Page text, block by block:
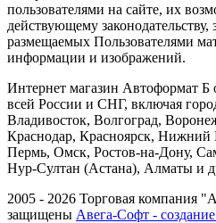
пользователями на сайте, их
действующему законодательству,
размещаемых Пользователями
информации и изображений.
Интернет магазин Автоформат Б
всей России и СНГ, включая
Владивосток, Волгоград,
Краснодар, Красноярск, Нижний
Пермь, Омск, Ростов-на-Дону,
Нур-Султан (Астана), Алматы и
2005 - 2026 Торговая компания
защищены Авега-Софт -